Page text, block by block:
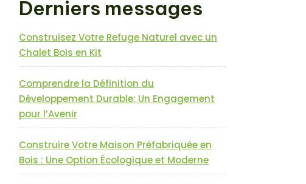
Derniers messages
Construisez Votre Refuge Naturel avec un
Chalet Bois en Kit
Comprendre la Définition du
Développement Durable: Un Engagement
pour l’Avenir
Construire Votre Maison Préfabriquée en
Bois : Une Option Écologique et Moderne